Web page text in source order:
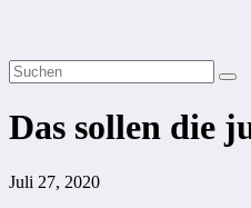
Das sollen die
Juli 27, 2020